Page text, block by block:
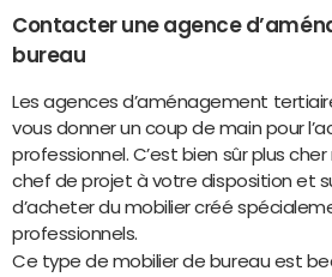
Contacter une agence
bureau
Les agences d’aménagement
vous donner un coup de main pour
professionnel. C’est bien sûr plus
chef de projet à votre disposition et
d’acheter du mobilier créé
professionnels.
Ce type de mobilier de bureau est